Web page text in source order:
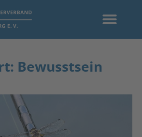
Bewusstsein